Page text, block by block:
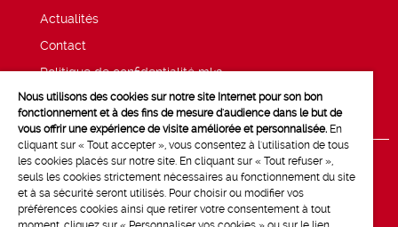
Actualités
Contact
Politique de confidentialité mk2
Mentions légales
Nous utilisons des cookies sur notre site Internet pour son bon
fonctionnement et à des fins de mesure d'audience dans le but de
vous offrir une expérience de visite améliorée et personnalisée. En
cliquant sur « Tout accepter », vous consentez à l'utilisation de tous
les cookies placés sur notre site. En cliquant sur « Tout refuser »,
seuls les cookies strictement nécessaires au fonctionnement du site
et à sa sécurité seront utilisés. Pour choisir ou modifier vos
préférences cookies ainsi que retirer votre consentement à tout